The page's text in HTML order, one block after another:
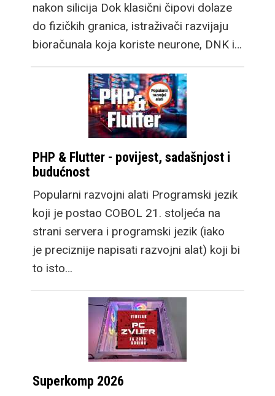
nakon silicija Dok klasični čipovi dolaze
do fizičkih granica, istraživači razvijaju
bioračunala koja koriste neurone, DNK i…
PHP & Flutter - povijest, sadašnjost i
budućnost
Popularni razvojni alati Programski jezik
koji je postao COBOL 21. stoljeća na
strani servera i programski jezik (iako
je preciznije napisati razvojni alat) koji bi
to isto…
Superkomp 2026